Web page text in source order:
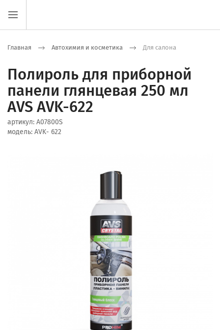
Главная Автохимия и косметика Для салона
Полироль для приборной
панели глянцевая 250 мл
AVS AVK-622
артикул: A07800S
модель: AVK- 622